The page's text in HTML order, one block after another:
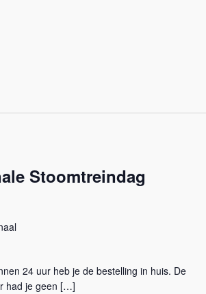
Stoomtreindag
24 uur heb je de bestelling in huis. De
had je geen […]